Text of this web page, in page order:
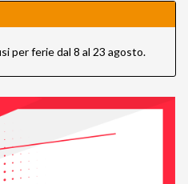
per ferie dal 8 al 23 agosto.